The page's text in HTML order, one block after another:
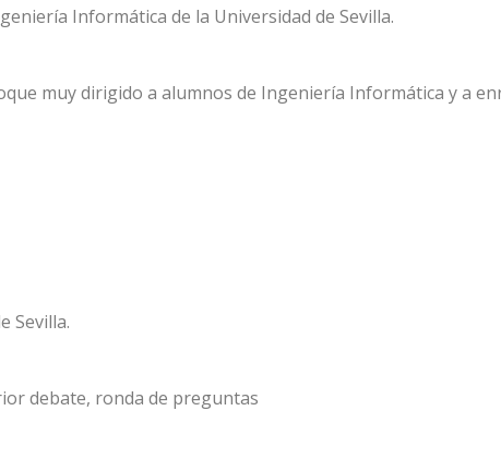
Informática de la Universidad de Sevilla.
muy dirigido a alumnos de Ingeniería Informática y a
Sevilla.
debate, ronda de preguntas